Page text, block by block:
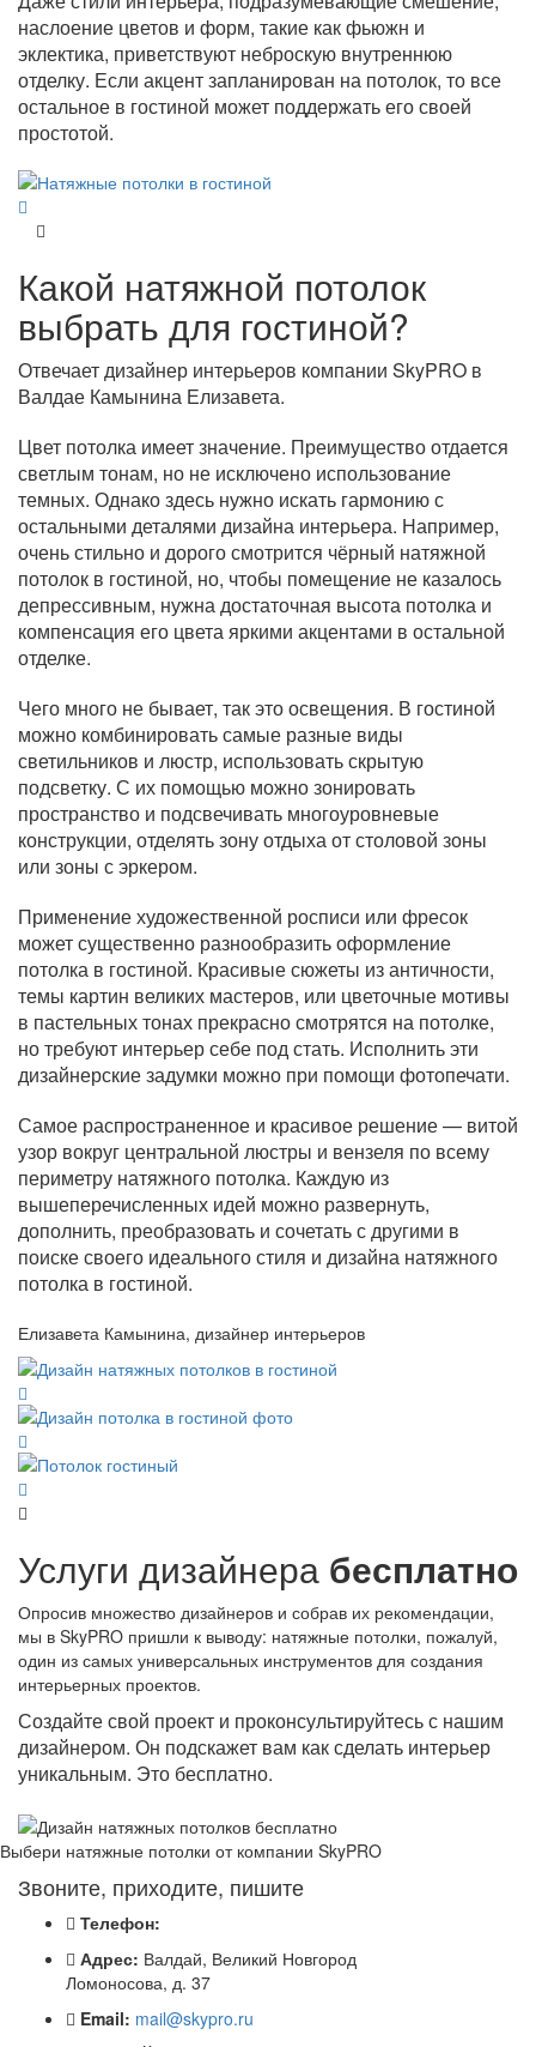
наслоение цветов и форм, такие как фьюжн и
эклектика, приветствуют неброскую внутреннюю
отделку. Если акцент запланирован на потолок, то все
остальное в гостиной может поддержать его своей
простотой.
Какой натяжной потолок
выбрать для гостиной?
Отвечает дизайнер интерьеров компании SkyPRO в
Валдае Камынина Елизавета.
Цвет потолка имеет значение. Преимущество отдается
светлым тонам, но не исключено использование
темных. Однако здесь нужно искать гармонию с
остальными деталями дизайна интерьера. Например,
очень стильно и дорого смотрится чёрный натяжной
потолок в гостиной, но, чтобы помещение не казалось
депрессивным, нужна достаточная высота потолка и
компенсация его цвета яркими акцентами в остальной
отделке.
Чего много не бывает, так это освещения. В гостиной
можно комбинировать самые разные виды
светильников и люстр, использовать скрытую
подсветку. С их помощью можно зонировать
пространство и подсвечивать многоуровневые
конструкции, отделять зону отдыха от столовой зоны
или зоны с эркером.
Применение художественной росписи или фресок
может существенно разнообразить оформление
потолка в гостиной. Красивые сюжеты из античности,
темы картин великих мастеров, или цветочные мотивы
в пастельных тонах прекрасно смотрятся на потолке,
но требуют интерьер себе под стать. Исполнить эти
дизайнерские задумки можно при помощи фотопечати.
Самое распространенное и красивое решение — витой
узор вокруг центральной люстры и вензеля по всему
периметру натяжного потолка. Каждую из
вышеперечисленных идей можно развернуть,
дополнить, преобразовать и сочетать с другими в
поиске своего идеального стиля и дизайна натяжного
потолка в гостиной.
Елизавета Камынина, дизайнер интерьеров
Услуги дизайнера бесплатно
Опросив множество дизайнеров и собрав их рекомендации,
мы в SkyPRO пришли к выводу: натяжные потолки, пожалуй,
один из самых универсальных инструментов для создания
интерьерных проектов.
Создайте свой проект и проконсультируйтесь с нашим
дизайнером. Он подскажет вам как сделать интерьер
уникальным. Это бесплатно.
Выбери натяжные потолки от компании SkyPRO
Звоните, приходите, пишите
Телефон:
Адрес: Валдай, Великий Новгород
Ломоносова, д. 37
Email: mail@skypro.ru